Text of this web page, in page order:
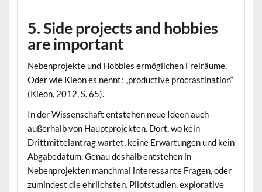
5. Side projects and hobbies
are important
Nebenprojekte und Hobbies ermöglichen Freiräume.
Oder wie Kleon es nennt: „productive procrastination“
(Kleon, 2012, S. 65).
In der Wissenschaft entstehen neue Ideen auch
außerhalb von Hauptprojekten. Dort, wo kein
Drittmittelantrag wartet, keine Erwartungen und kein
Abgabedatum. Genau deshalb entstehen in
Nebenprojekten manchmal interessante Fragen, oder
zumindest die ehrlichsten. Pilotstudien, explorative